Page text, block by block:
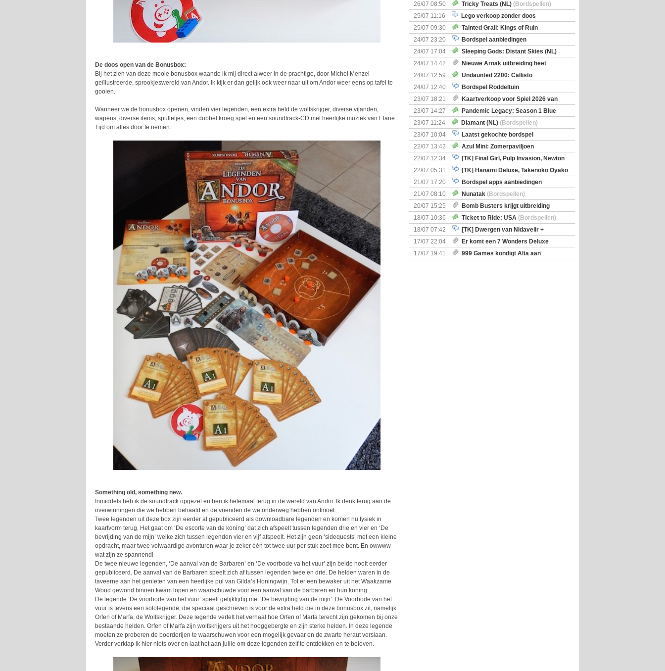
De doos open van de Bonusbox:
Bij het zien van deze mooie bonusbox waande ik mij direct alweer in de prachtige, door Michel Menzel
geïllustreerde, sprookjeswereld van Andor. Ik kijk er dan gelijk ook weer naar uit om Andor weer eens op tafel te
gooien.
Wanneer we de bonusbox openen, vinden vier legenden, een extra held de wolfskrijger, diverse vijanden,
wapens, diverse items, spulletjes, een dobbel kroeg spel en een soundtrack-CD met heerlijke muziek van Elane.
Tijd om alles door te nemen.
Something old, something new.
Inmiddels heb ik de soundtrack opgezet en ben ik helemaal terug in de wereld van Andor. Ik denk terug aan de
overwinningen die we hebben behaald en de vrienden de we onderweg hebben ontmoet.
Twee legenden uit deze box zijn eerder al gepubliceerd als downloadbare legenden en komen nu fysiek in
kaartvorm terug, Het gaat om ‘De escorte van de koning’ dat zich afspeelt tussen legenden drie en vier en ‘De
bevrijding van de mijn’ welke zich tussen legenden vier en vijf afspeelt. Het zijn geen ‘sidequests’ met een kleine
opdracht, maar twee volwaardige avonturen waar je zeker één tot twee uur per stuk zoet mee bent. En owwww
wat zijn ze spannend!
De twee nieuwe legenden, ‘De aanval van de Barbaren’ en ‘De voorbode va het vuur’ zijn beide nooit eerder
gepubliceerd. De aanval van de Barbaren speelt zich af tussen legenden twee en drie. De helden waren in de
taveerne aan het genieten van een heerlijke pul van Gilda’s Honingwijn. Tot er een bewaker uit het Waakzame
Woud gewond binnen kwam lopen en waarschuwde voor een aanval van de barbaren en hun koning.
De legende ’De voorbode van het vuur’ speelt gelijktijdig met ‘De bevrijding van de mijn’. De Voorbode van het
vuur is tevens een sololegende, die speciaal geschreven is voor de extra held die in deze bonusbox zit, namelijk
Orfen of Marfa, de Wolfskrijger. Deze legende vertelt het verhaal hoe Orfen of Marfa terecht zijn gekomen bij onze
bestaande helden. Orfen of Marfa zijn wolfskrijgers uit het hooggebergte en zijn sterke helden. In deze legende
moeten ze proberen de boerderijen te waarschuwen voor een mogelijk gevaar en de zwarte heraut verslaan.
Verder verklap ik hier niets over en laat het aan jullie om deze legenden zelf te ontdekken en te beleven.
26/07 08:50
Tricky Treats (NL) (Bordspellen)
25/07 11:16
Lego verkoop zonder doos
25/07 09:30
Tainted Grail: Kings of Ruin
Uitbreiding: Wyrd Encounters(Bordspellen)
24/07 23:20
Bordspel aanbiedingen
24/07 17:04
Sleeping Gods: Distant Skies (NL)
(Bordspellen)
24/07 14:42
Nieuwe Arnak uitbreiding heet
Surprise Shipments
24/07 12:59
Undaunted 2200: Callisto
(Bordspellen)
24/07 12:40
Bordspel Roddeltuin
23/07 18:21
Kaartverkoop voor Spiel 2026 van
start
23/07 14:27
Pandemic Legacy: Season 1 Blue
(Bordspellen)
23/07 11:24 Diamant (NL) (Bordspellen)
23/07 10:04
Laatst gekochte bordspel
22/07 13:42
Azul Mini: Zomerpaviljoen
(Bordspellen)
22/07 12:34
[TK] Final Girl, Pulp Invasion, Newton
& Great Discoveries
22/07 05:31
[TK] Hanami Deluxe, Takenoko Oyako
bigbox
21/07 17:20
Bordspel apps aanbiedingen
21/07 08:10
Nunatak (Bordspellen)
20/07 15:25
Bomb Busters krijgt uitbreiding
genaamd Pro Kit
18/07 10:36 Ticket to Ride: USA (Bordspellen)
18/07 07:42
[TK] Dwergen van Nidavelir +
Sherlock Holmes Consulting Detective
17/07 22:04
Er komt een 7 Wonders Deluxe
Monsterbox
17/07 19:41 999 Games kondigt Alta aan